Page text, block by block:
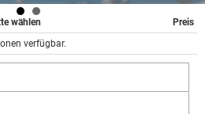
wählen
Preis
verfügbar.